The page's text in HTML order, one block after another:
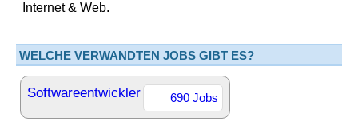
Internet & Web.
WELCHE VERWANDTEN JOBS GIBT ES?
Softwareentwickler 690 Jobs